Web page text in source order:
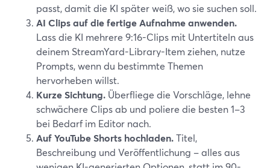
passt, damit die KI später weiß, wo sie suchen soll.
AI Clips auf die fertige Aufnahme anwenden.
Lass die KI mehrere 9:16-Clips mit Untertiteln aus
deinem StreamYard-Library-Item ziehen, nutze
Prompts, wenn du bestimmte Themen
hervorheben willst.
Kurze Sichtung. Überfliege die Vorschläge, lehne
schwächere Clips ab und poliere die besten 1–3
bei Bedarf im Editor nach.
Auf YouTube Shorts hochladen.Titel,
Beschreibung und Veröffentlichung – alles aus